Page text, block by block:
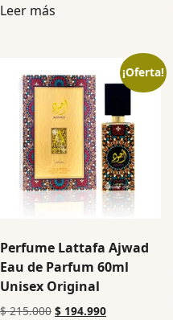
Leer más
¡Oferta!
Perfume Lattafa Ajwad
Eau de Parfum 60ml
Unisex Original
$215.000 $ 194.990